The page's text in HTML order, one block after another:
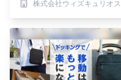
中！！
株式会社ウィズキュリオス